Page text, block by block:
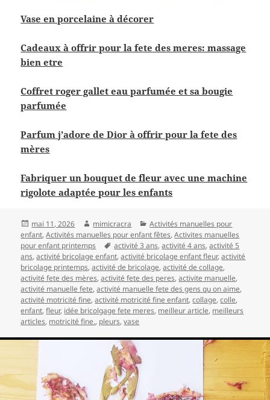
Vase en porcelaine à décorer
Cadeaux à offrir pour la fete des meres: massage
bien etre
Coffret roger gallet eau parfumée et sa bougie
parfumée
Parfum j’adore de Dior à offrir pour la fete des
mères
Fabriquer un bouquet de fleur avec une machine
rigolote adaptée pour les enfants
Publié
le
mai 11, 2026 Auteur
mimicracra Catégories
Activités manuelles pour
enfant,Activités manuelles pour enfant fêtes,Activites manuelles
pour enfant printemps
Mots-
clés
activité 3 ans,activité 4 ans,activité 5
ans,activité bricolage enfant,activité bricolage enfant fleur,activité
bricolage printemps,activité de bricolage,activité de collage,
activité fete des mères,activité fete des peres,activite manuelle,
activité manuelle fete,activité manuelle fete des gens qu on aime,
activité motricité fine,activité motricité fine enfant,collage,colle,
enfant,fleur, idée bricolgage fete meres, meilleur article, meilleurs
articles, motricité fine., pleurs,vase